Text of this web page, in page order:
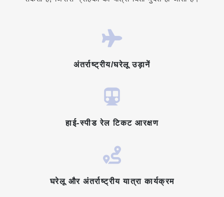
अंतर्राष्ट्रीय/घरेलू उड़ानें
हाई-स्पीड रेल टिकट आरक्षण
घरेलू और अंतर्राष्ट्रीय यात्रा कार्यक्रम